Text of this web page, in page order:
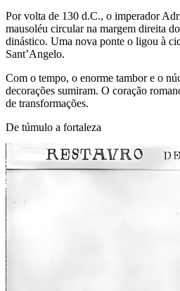
Por volta de 130 d.C., o imperador
mausoléu circular na margem direita
dinástico. Uma nova ponte o ligou à
Sant’Angelo.
Com o tempo, o enorme tambor e o
decorações sumiram. O coração
de transformações.
De túmulo a fortaleza